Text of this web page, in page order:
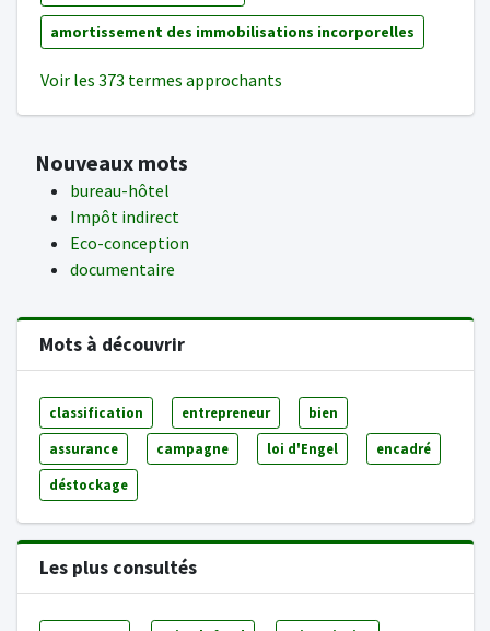
amortissement des immobilisations incorporelles
Voir les 373 termes approchants
Nouveaux mots
bureau-hôtel
Impôt indirect
Eco-conception
documentaire
Mots à découvrir
classification entrepreneur bien
assurance campagne loi d'Engel encadré
déstockage
Les plus consultés